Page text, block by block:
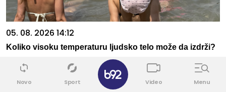
05. 08. 2026 14:12
Koliko visoku temperaturu ljudsko telo može da izdrži?
Novo Sport Video Menu
✕